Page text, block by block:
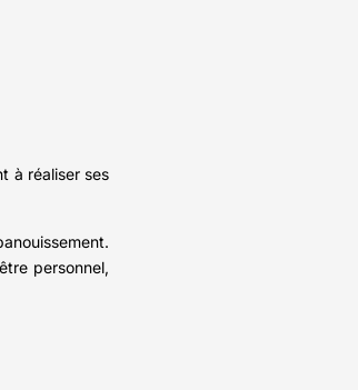
à réaliser ses
personnel,